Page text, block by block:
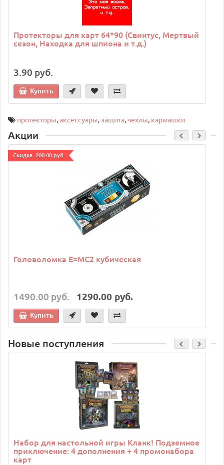
Протекторы для карт 64*90 (Свинтус, Мертвый
сезон, Находка для шпиона и т.д.)
3.90 руб.
Купить
протекторы,аксессуары, защита,чехлы, кармашки
Акции
Cкидка: 200.00 руб.
Головоломка E=MC2 кубическая
1490.00 руб. 1290.00 руб.
Купить
Новые поступления
Набор для настольной игры Кланк! Подземное
приключение: 4 дополнения + 4 промонабора
карт